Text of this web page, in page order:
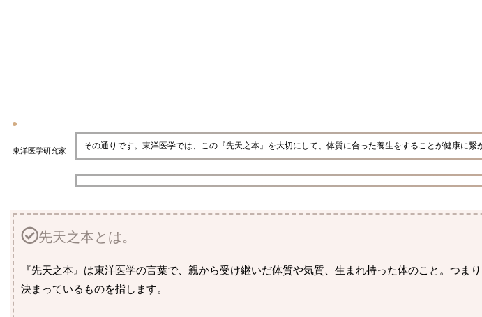
東洋医学研究家 その通りです。東洋医学では、この『先天之本』を大切にして、体質に合った養生をすることが健康に繋
先天之本とは。
『先天之本』は東洋医学の言葉で、親から受け継いだ体質や気質、生まれ持った体のこと。つま
決まっているものを指します。